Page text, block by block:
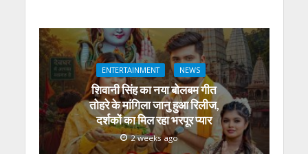
ENTERTAINMENT NEWS
शिवानी सिंह का नया बोलबम गीत
तोहरे के मांगिला जानु हुआ रिलीज,
दर्शकों का मिल रहा भरपूर प्यार
2 weeks ago